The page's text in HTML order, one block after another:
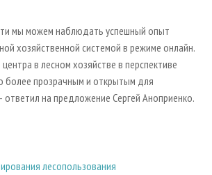
мы можем наблюдать успешный опыт
хозяйственной системой в режиме онлайн.
в лесном хозяйстве в перспективе
более прозрачным и открытым для
ответил на предложение Сергей Аноприенко.
лесопользования